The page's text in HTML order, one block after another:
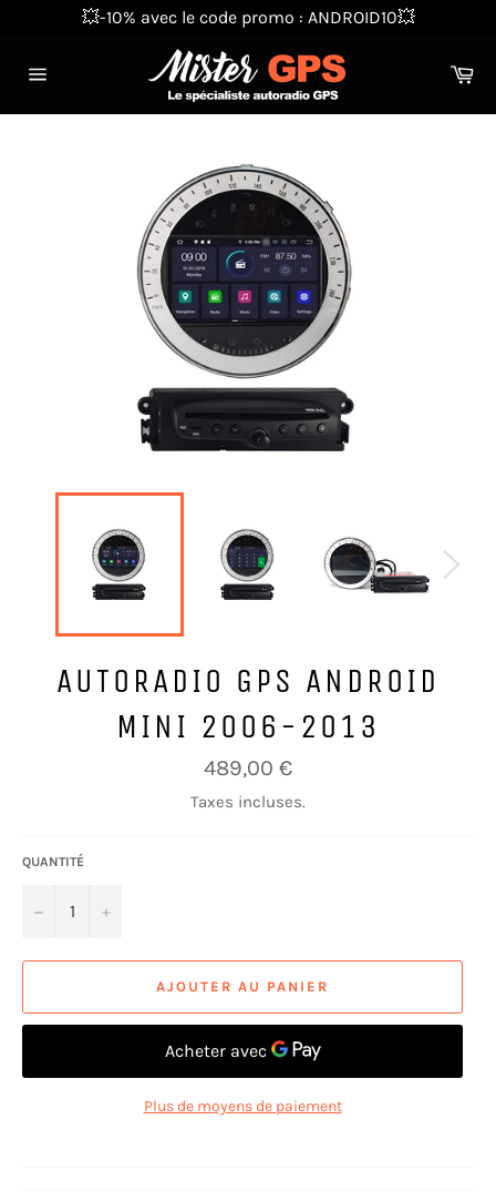
💥-10% avec le code promo : ANDROID10💥
AUTORADIO GPS ANDROID
MINI 2006-2013
Prix
régulier
489,00 €
Taxes incluses.
QUANTITÉ
− +
AJOUTER AU PANIER
Plus de moyens de paiement